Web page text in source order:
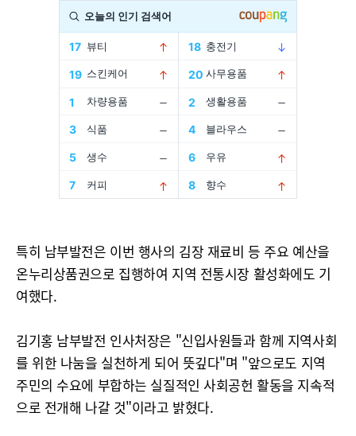
특히 남부발전은 이번 행사의 김장 재료비 등 주요 예산을
온누리상품권으로 집행하여 지역 전통시장 활성화에도 기
여했다.
김기홍 남부발전 인사처장은 "신입사원들과 함께 지역사회
를 위한 나눔을 실천하게 되어 뜻깊다"며 "앞으로도 지역
주민의 수요에 부합하는 실질적인 사회공헌 활동을 지속적
으로 전개해 나갈 것"이라고 밝혔다.